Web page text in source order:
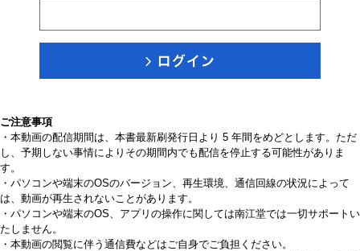
ご注意事項
・本動画の配信期間は、本書最新刷発行日より 5 年間をめどとします。ただ
し、予期しない事情によりその期間内でも配信を停止する可能性がありま
す。
・パソコンや端末のOSのバージョン、再生環境、通信回線の状況によって
は、動画が再生されないことがあります。
・パソコンや端末のOS、アプリの操作に関しては南江堂では一切サポートい
たしません。
・本動画の閲覧に伴う通信費などはご自身でご負担ください。